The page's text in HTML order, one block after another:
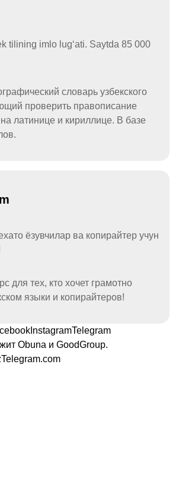
tilining imlo lugʻati. Saytda 85 000
словарь узбекского
проверить правописание
на латинице и кириллице. В базе
ёзувчилар ва копирайтер учун
для тех, кто хочет грамотно
языки и копирайтеров!
InstagramTelegram
Obuna и GoodGroup.